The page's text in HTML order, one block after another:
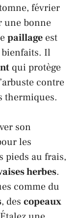
février
une bonne
paillage est
Il
qui protège
contre
thermiques.
son
les
pieds au frais,
herbes.
comme du
, des copeaux